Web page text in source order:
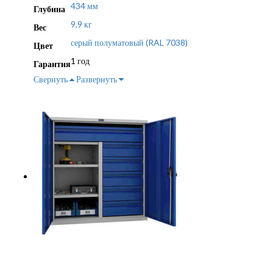
Глубина 434 мм
Вес 9,9 кг
Цвет серый полуматовый (RAL 7038)
Гарантия1 год
Свернуть
Развернуть